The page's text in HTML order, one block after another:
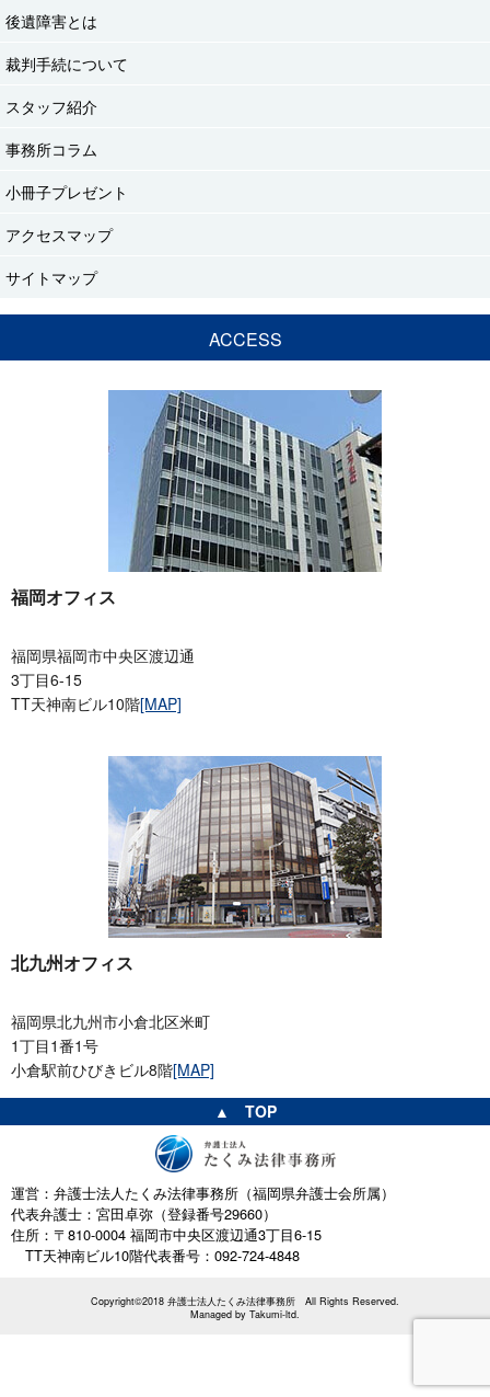
後遺障害とは
裁判手続について
スタッフ紹介
事務所コラム
小冊子プレゼント
アクセスマップ
サイトマップ
ACCESS
福岡オフィス
福岡県福岡市中央区渡辺通
3丁目6-15
TT天神南ビル10階[MAP]
北九州オフィス
福岡県北九州市小倉北区米町
1丁目1番1号
小倉駅前ひびきビル8階[MAP]
▲ TOP
運営：弁護士法人たくみ法律事務所（福岡県弁護士会所属）
代表弁護士：宮田卓弥（登録番号29660）
住所：〒810-0004 福岡市中央区渡辺通3丁目6-15
TT天神南ビル10階代表番号：092-724-4848
Copyright©2018 弁護士法人たくみ法律事務所 All Rights Reserved.
Managed by Takumi-ltd.